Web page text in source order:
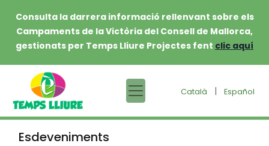
Consulta la darrera informació rellenvant sobre els
Campaments de la Victòria del Consell de Mallorca,
gestionats per Temps Lliure Projectes fent clic aquí
Català | Español
Esdeveniments